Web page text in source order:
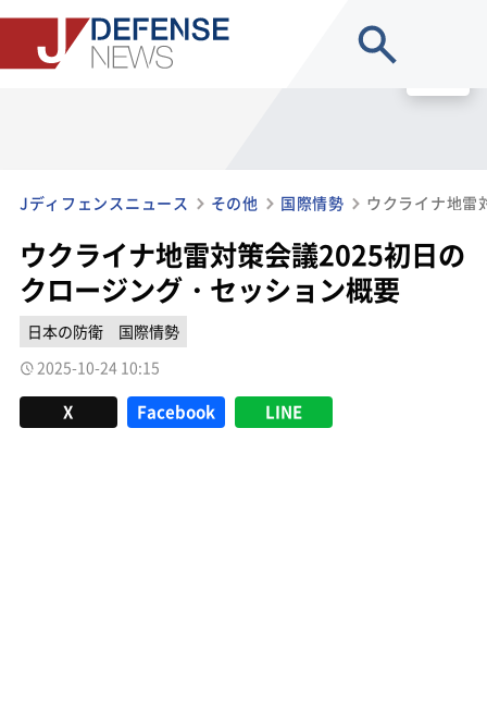
Jディフェンスニュース その他 国際情勢
ウクライナ地雷対策会議2025初日の
クロージング・セッション概要
日本の防衛
国際情勢
2025-10-24 10:15
X Facebook LINE